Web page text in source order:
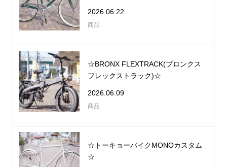
2026.06.22
商品
☆BRONX FLEXTRACK(ブロンクス
フレックストラック)☆
2026.06.09
商品
☆トーキョーバイクMONOカスタム
☆